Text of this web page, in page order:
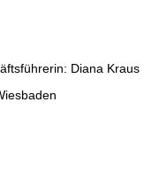
Diana Kraus